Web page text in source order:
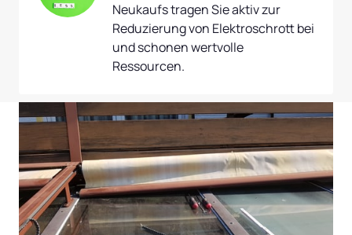
Neukaufs tragen Sie aktiv zur
Reduzierung von Elektroschrott bei
und schonen wertvolle
Ressourcen.